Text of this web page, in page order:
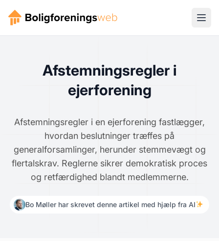
Afstemningsregler i
ejerforening
Afstemningsregler i en ejerforening fastlægger,
hvordan beslutninger træffes på
generalforsamlinger, herunder stemmevægt og
flertalskrav. Reglerne sikrer demokratisk proces
og retfærdighed blandt medlemmerne.
Bo Møller har skrevet denne artikel med hjælp fra AI